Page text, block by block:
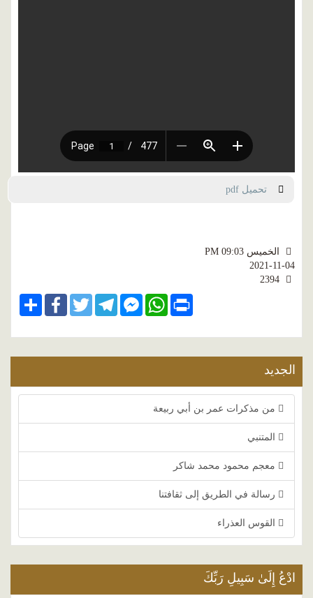
تحميل pdf
الخميس PM 09:03
2021-11-04
ShareFacebookTwitterTelegramFacebook
Messenger
WhatsApp Print
الجديد
من مذكرات عمر بن أبي ربيعة
المتنبي
معجم محمود محمد شاكر
رسالة في الطريق إلى ثقافتنا
القوس العذراء
ادْعُ إِلَىٰ سَبِيلِ رَبِّكَ